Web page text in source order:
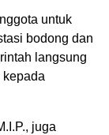
untuk
bodong dan
langsung
juga